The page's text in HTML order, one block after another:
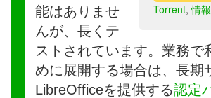
Torrent,情報
能はありませ
んが、長くテ
ストされています。業務で
めに展開する場合は、長期
LibreOfficeを提供する認定